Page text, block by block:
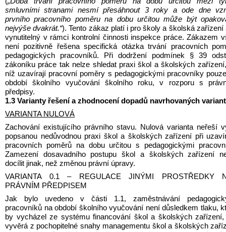
smluvními stranami nesmí přesáhnout 3 roky a ode dne
prvního pracovního poměru na dobu určitou může být
nejvýše dvakrát.“). Tento zákaz platí i pro školy a školská zařízení
vynutitelný v rámci kontrolní činnosti inspekce práce. Zákazem
není pozitivně řešena specifická otázka trvání pracovních
pedagogických pracovníků. Při dodržení podmínek § 39
zákoníku práce tak nelze shledat praxi škol a školských
níž uzavírají pracovní poměry s pedagogickými pracovníky
období školního vyučování školního roku, v rozporu s
předpisy.
1.3 Varianty řešení a zhodnocení dopadů navrhovaných variant
VARIANTA NULOVÁ
Zachování existujícího právního stavu. Nulová varianta neřeší
popsanou nedůvodnou praxi škol a školských zařízení při
pracovních poměrů na dobu určitou s pedagogickými
Zamezení dosavadního postupu škol a školských zařízení
docílit jinak, než změnou právní úpravy.
VARIANTA 0.1 – REGULACE JINÝMI PROSTŘEDKY
PRÁVNÍM PŘEDPISEM
Jak bylo uvedeno v části 1.1, zaměstnávání
pracovníků na období školního vyučování není důsledkem tlaku,
by vycházel ze systému financování škol a školských zařízení,
vyvěrá z pochopitelné snahy managementu škol a školských